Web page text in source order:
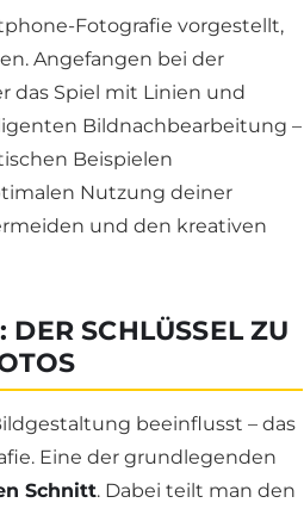
Fotografie vorgestellt,
Angefangen bei der
das Spiel mit Linien und
Bildnachbearbeitung –
Beispielen
Nutzung deiner
und den kreativen
SCHLÜSSEL ZU
beeinflusst – das
Eine der grundlegenden
Schnitt. Dabei teilt man den